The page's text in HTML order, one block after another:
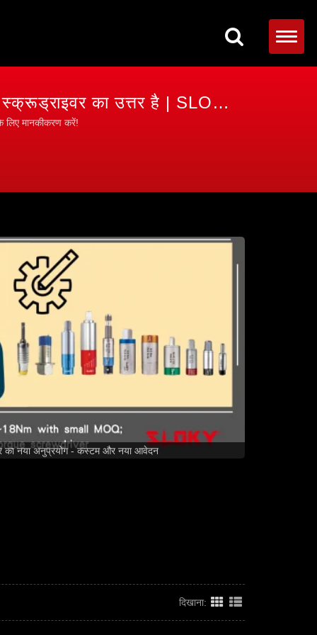
का उत्तर है | SLOKY
मानकीकरण करें!
का नया अनुप्रयोग - कस्टम और नया आवेदन
दिखाना: